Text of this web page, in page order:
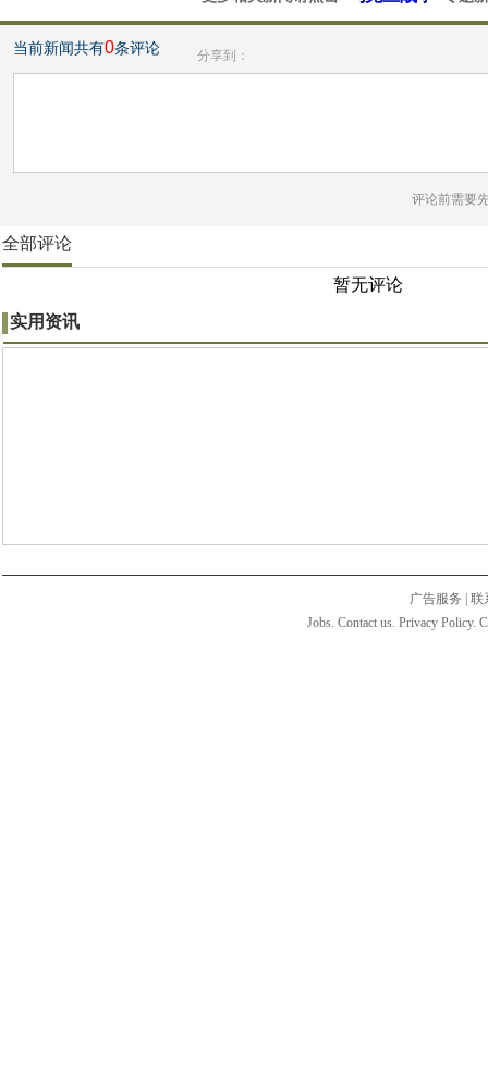
当前新闻共有0条评论 分享到：
评论前需要
全部评论
暂无评论
实用资讯
广告服务
联
Jobs. Contact us. Privacy Policy.